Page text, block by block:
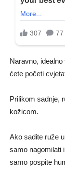
Naravno,
ćete početi
Prilikom sadnje,
kožicom.
Ako sadite ruže
samo nagomilati
samo pospite